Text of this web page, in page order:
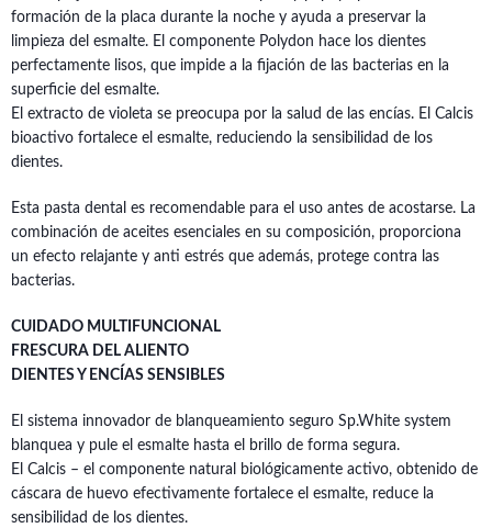
formación de la placa durante la noche y ayuda a preservar la
limpieza del esmalte. El componente Polydon hace los dientes
perfectamente lisos, que impide a la fijación de las bacterias en la
superficie del esmalte.
El extracto de violeta se preocupa por la salud de las encías. El Calcis
bioactivo fortalece el esmalte, reduciendo la sensibilidad de los
dientes.
Esta pasta dental es recomendable para el uso antes de acostarse. La
combinación de aceites esenciales en su composición, proporciona
un efecto relajante y anti estrés que además, protege contra las
bacterias.
CUIDADO MULTIFUNCIONAL
FRESCURA DEL ALIENTO
DIENTES Y ENCÍAS SENSIBLES
El sistema innovador de blanqueamiento seguro Sp.White system
blanquea y pule el esmalte hasta el brillo de forma segura.
El Calcis – el componente natural biológicamente activo, obtenido de
cáscara de huevo efectivamente fortalece el esmalte, reduce la
sensibilidad de los dientes.